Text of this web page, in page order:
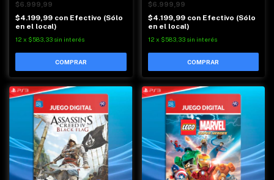
$6.999,99
$4.199,99 con Efectivo (Sólo
en el local)
12 x $583,33 sin interés
$6.999,99
$4.199,99 con Efectivo (Sólo
en el local)
12 x $583,33 sin interés